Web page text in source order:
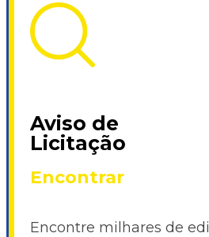
Aviso de
Licitação
Encontrar
Encontre milhares de